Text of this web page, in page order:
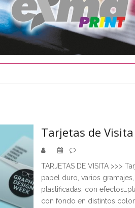
Tarjetas de Visita
TARJETAS DE VISITA >>>
papel duro, varios gramajes,
plastificadas, con
con fondo en distintos